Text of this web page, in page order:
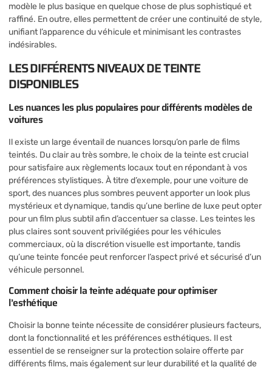
modèle le plus basique en quelque chose de plus sophistiqué et
raffiné. En outre, elles permettent de créer une continuité de style,
unifiant l’apparence du véhicule et minimisant les contrastes
indésirables.
LES DIFFÉRENTS NIVEAUX DE TEINTE
DISPONIBLES
Les nuances les plus populaires pour différents modèles de
voitures
Il existe un large éventail de nuances lorsqu’on parle de films
teintés. Du clair au très sombre, le choix de la teinte est crucial
pour satisfaire aux règlements locaux tout en répondant à vos
préférences stylistiques. À titre d’exemple, pour une voiture de
sport, des nuances plus sombres peuvent apporter un look plus
mystérieux et dynamique, tandis qu’une berline de luxe peut opter
pour un film plus subtil afin d’accentuer sa classe. Les teintes les
plus claires sont souvent privilégiées pour les véhicules
commerciaux, où la discrétion visuelle est importante, tandis
qu’une teinte foncée peut renforcer l’aspect privé et sécurisé d’un
véhicule personnel.
Comment choisir la teinte adéquate pour optimiser
l’esthétique
Choisir la bonne teinte nécessite de considérer plusieurs facteurs,
dont la fonctionnalité et les préférences esthétiques. Il est
essentiel de se renseigner sur la protection solaire offerte par
différents films, mais également sur leur durabilité et la qualité de